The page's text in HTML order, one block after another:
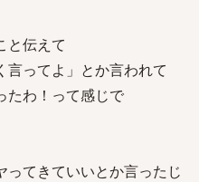
と伝えて
言ってよ」とか言われて
たわ！って感じで
てきていいとか言ったじ